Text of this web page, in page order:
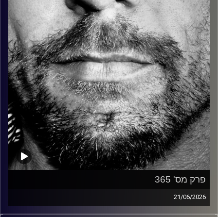
קרדיט תמונות: David Goehring
פרק מס' 365
21/06/2026
זיפים, מוזיקה מחוספסת של הופעות חיות. הרבה ג'אם, רוק,